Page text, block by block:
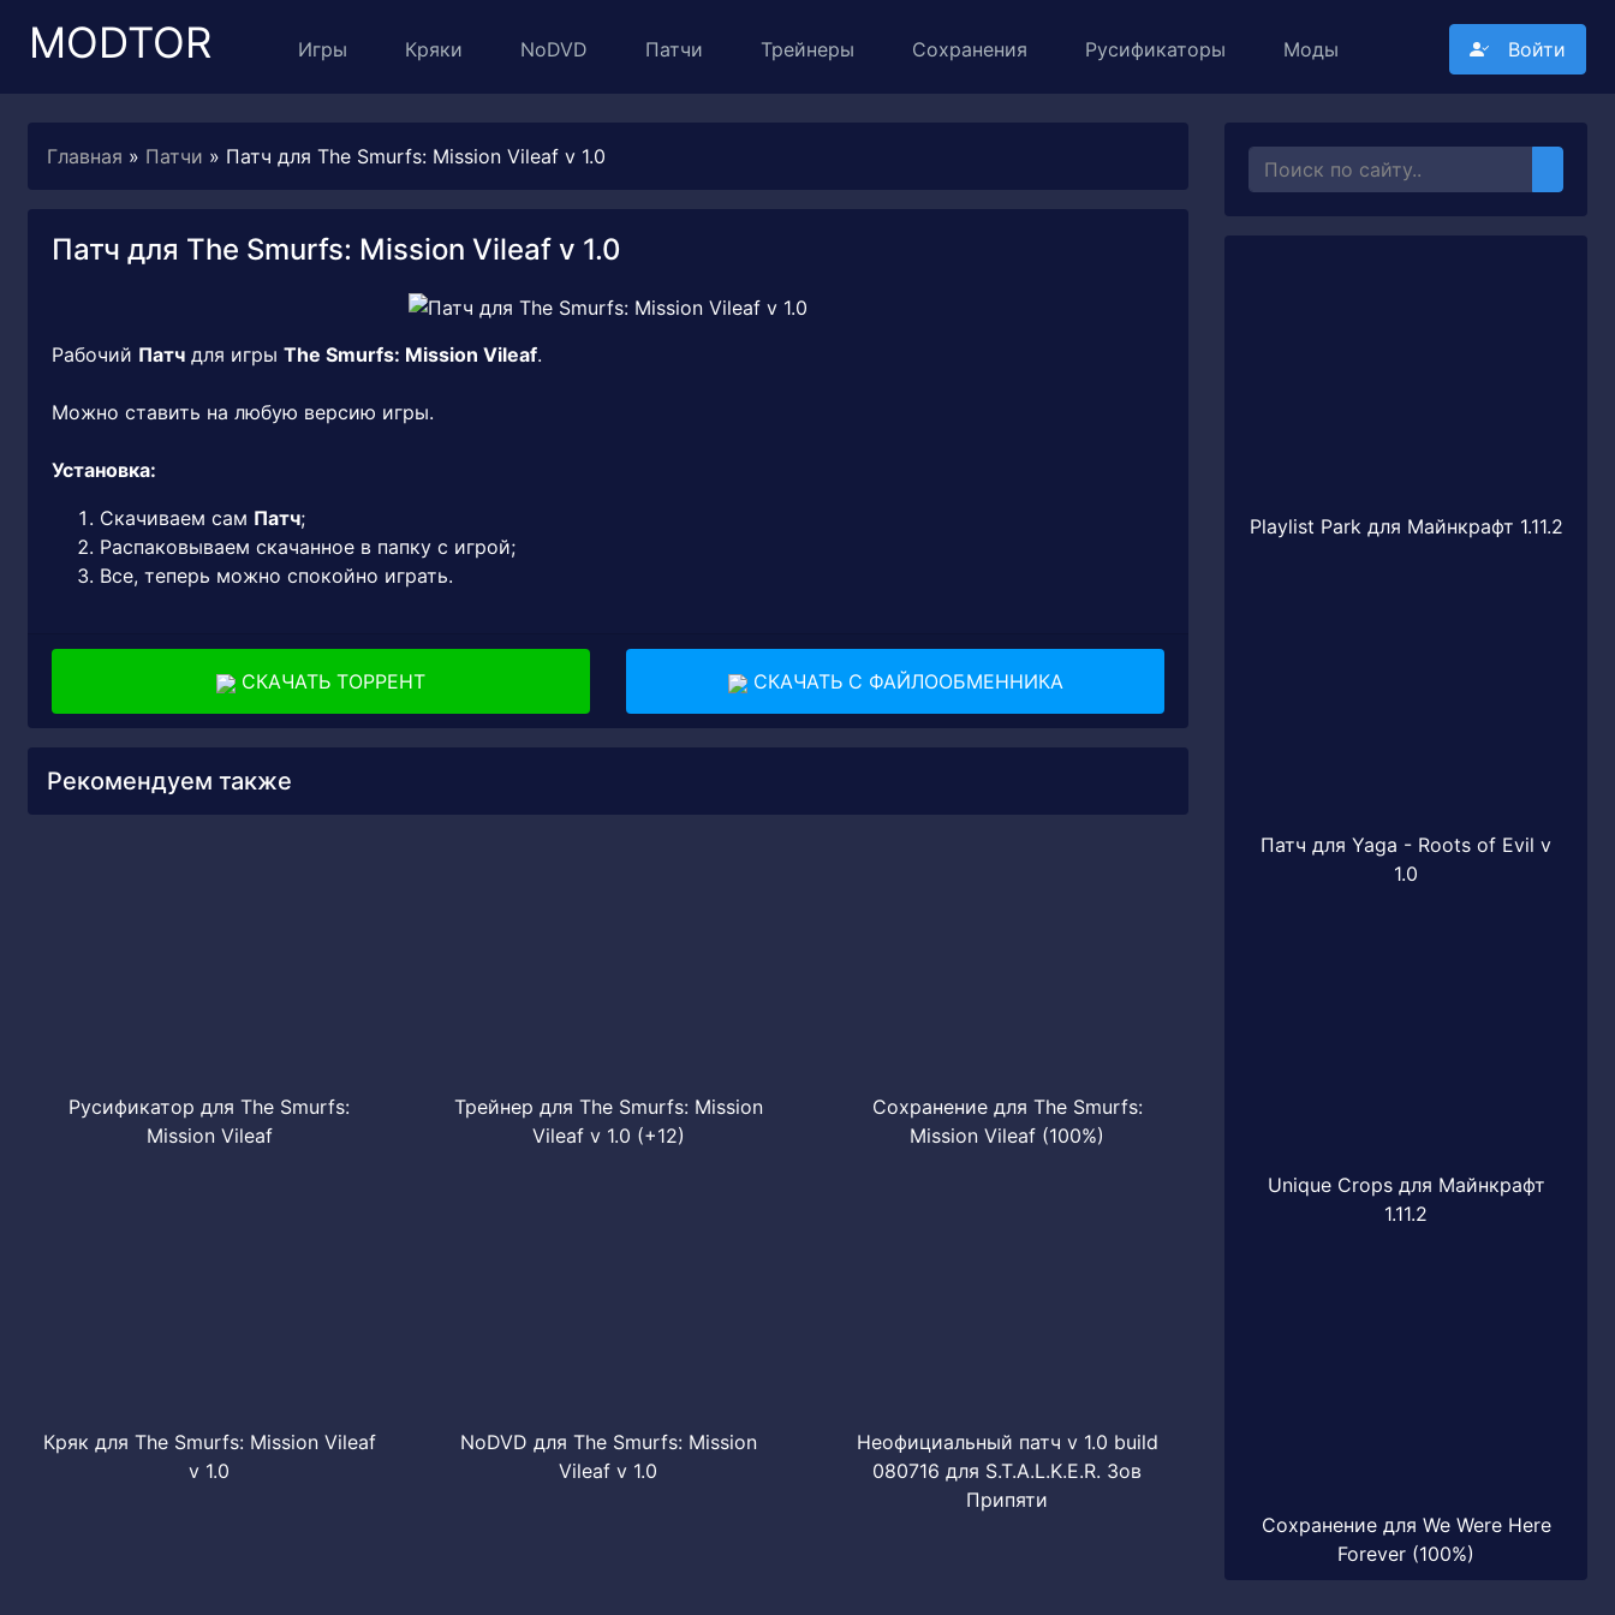
MODTOR Игры Кряки NoDVD Патчи Трейнеры Сохранения Русификаторы Моды Войти
Главная » Патчи » Патч для The Smurfs: Mission Vileaf v 1.0
Патч для The Smurfs: Mission Vileaf v 1.0
Рабочий Патч для игры The Smurfs: Mission Vileaf.
Можно ставить на любую версию игры.
Установка:
Скачиваем сам Патч;
Распаковываем скачанное в папку с игрой;
Все, теперь можно спокойно играть.
СКАЧАТЬ ТОРРЕНТ СКАЧАТЬ С ФАЙЛООБМЕННИКА
Рекомендуем также
Русификатор для The Smurfs:
Mission Vileaf
Трейнер для The Smurfs: Mission
Vileaf v 1.0 (+12)
Сохранение для The Smurfs:
Mission Vileaf (100%)
Кряк для The Smurfs: Mission Vileaf
v 1.0
NoDVD для The Smurfs: Mission
Vileaf v 1.0
Неофициальный патч v 1.0 build
080716 для S.T.A.L.K.E.R. Зов
Припяти
Playlist Park для Майнкрафт 1.11.2
Патч для Yaga - Roots of Evil v
1.0
Unique Crops для Майнкрафт
1.11.2
Сохранение для We Were Here
Forever (100%)